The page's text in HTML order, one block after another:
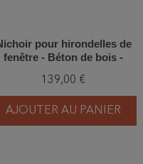
pour hirondelles de
fenêtre - Béton de bois -
139,00 €
AJOUTER AU PANIER